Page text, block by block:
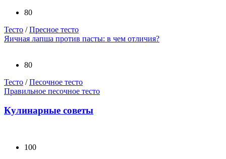
80
Тесто /Пресное тесто
Яичная лапша против пасты: в чем отличия?
80
Тесто /Песочное тесто
Правильное песочное тесто
Кулинарные советы
100